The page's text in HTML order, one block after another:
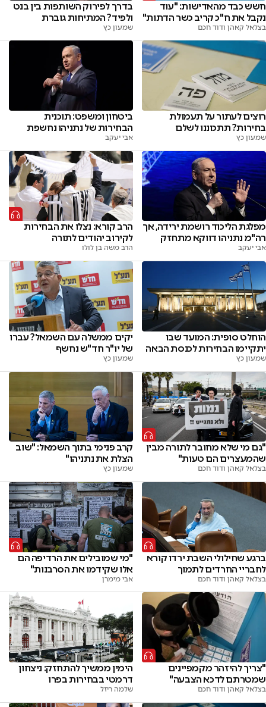
חשש כבד מהאדישות: "עוד
נקבל את ח"כ קריב כשר הדתות"
בצלאל קאהן ודוד חכם
בדרך לפירוק השותפות בין בנט
ולפיד? המתיחות גוברת
שמעון כץ
רוצים לעתור על תעמולת
בחירות? תתכוננו לשלם
שמעון כץ
ביטחון ומשפט: תוכנית
הבחירות של נתניהו נחשפת
אבי יעקב
מפלגת הליכוד רושמת ירידה, אך
רה"מ נתניהו דווקא מתחזק
אבי יעקב
הרב קורא: נצלו את הבחירות
לקירוב יהודים לתורה
הרב משה בן לולו
הוחלט סופית: המועד שבו
יתקיימו הבחירות לכנסת הבאה
שמעון כץ
יקים ממשלה עם השמאל? עברו
של יו"ר חד"ש נחשף
שמעון כץ
"גם מי שלא מחובר לתורה מבין
שהמעצרים הם טעות"
בצלאל קאהן ודוד חכם
קרב פנימי בתוך השמאל: "שוב
הצלת את נתניהו"
שמעון כץ
ברגע שחילולי השבת ירדו קורא
לחבריי החרדים לתמוך
בצלאל קאהן ודוד חכם
"מי שמובילים את הרדיפה הם
אלו שקידמו את הסרבנות"
אבי מימרן
"צריך להיזהר מקמפיינים
שמטרתם לדכא הצבעה"
בצלאל קאהן ודוד חכם
הימין ממשיך להתחזק: ניצחון
דרמטי בבחירות בפרו
שלמה ריזל